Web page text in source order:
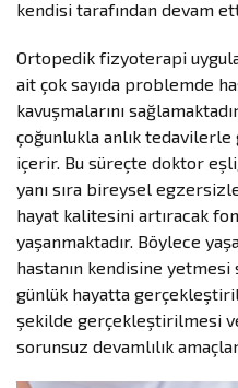
kendisi tarafından devam
Ortopedik fizyoterapi
ait çok sayıda problemde
kavuşmalarını
çoğunlukla anlık
içerir. Bu süreçte doktor
yanı sıra bireysel
hayat kalitesini artıracak
yaşanmaktadır. Böylece
hastanın kendisine yetmesi
günlük hayatta
şekilde gerçekleştirilmesi
sorunsuz devamlılık